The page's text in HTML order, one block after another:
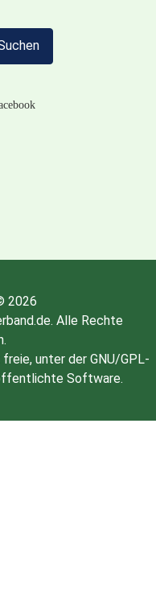
2026
Alle Rechte
unter der GNU/GPL-
Software.